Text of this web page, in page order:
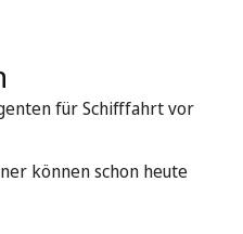
für Schifffahrt vor
können schon heute